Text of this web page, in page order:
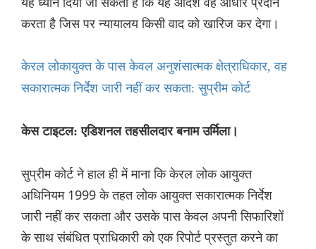
करता है जिस पर न्यायालय किसी वाद को खारिज कर देगा।
केरल लोकायुक्त के पास केवल अनुशंसात्मक क्षेत्राधिकार, वह
सकारात्मक निर्देश जारी नहीं कर सकता: सुप्रीम कोर्ट
केस टाइटल: एडिशनल तहसीलदार बनाम उर्मिला।
सुप्रीम कोर्ट ने हाल ही में माना कि केरल लोक आयुक्त
अधिनियम 1999 के तहत लोक आयुक्त सकारात्मक निर्देश
जारी नहीं कर सकता और उसके पास केवल अपनी सिफारिशों
के साथ संबंधित प्राधिकारी को एक रिपोर्ट प्रस्तुत करने का